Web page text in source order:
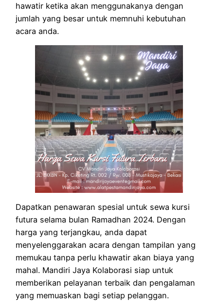
hawatir ketika akan menggunakanya dengan
jumlah yang besar untuk memnuhi kebutuhan
acara anda.
Dapatkan penawaran spesial untuk sewa kursi
futura selama bulan Ramadhan 2024. Dengan
harga yang terjangkau, anda dapat
menyelenggarakan acara dengan tampilan yang
memukau tanpa perlu khawatir akan biaya yang
mahal. Mandiri Jaya Kolaborasi siap untuk
memberikan pelayanan terbaik dan pengalaman
yang memuaskan bagi setiap pelanggan.